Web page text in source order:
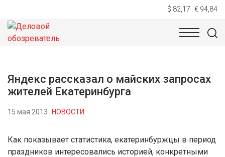
$ 82,17 € 94,84
НОВОСТИ
Яндекс рассказал о майских запросах
жителей Екатеринбурга
15 мая 2013 НОВОСТИ
Как показывает статистика, екатеринбуржцы в период
праздников интересовались историей, конкретными